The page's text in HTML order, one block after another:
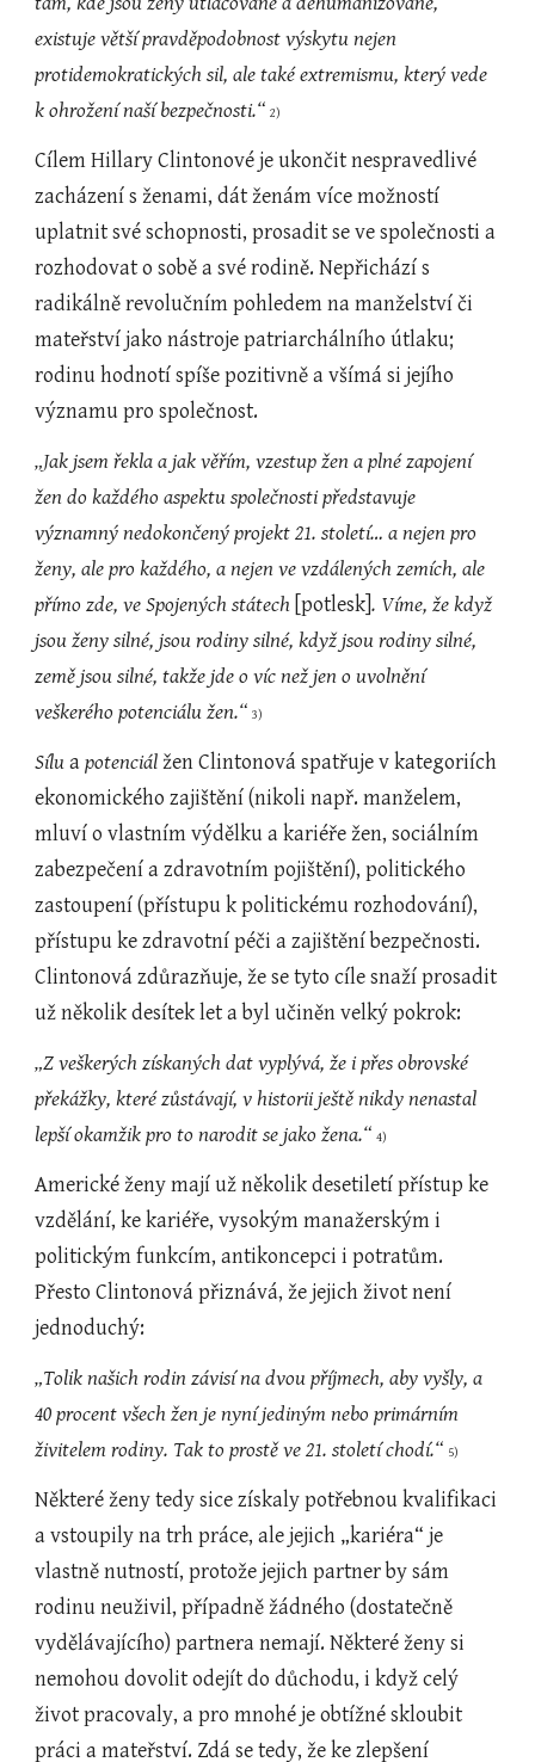
existuje větší pravděpodobnost výskytu nejen
protidemokratických sil, ale také extremismu, který vede
k ohrožení naší bezpečnosti.“ 2)
Cílem Hillary Clintonové je ukončit nespravedlivé
zacházení s ženami, dát ženám více možností
uplatnit své schopnosti, prosadit se ve společnosti a
rozhodovat o sobě a své rodině. Nepřichází s
radikálně revolučním pohledem na manželství či
mateřství jako nástroje patriarchálního útlaku;
rodinu hodnotí spíše pozitivně a všímá si jejího
významu pro společnost.
„Jak jsem řekla a jak věřím, vzestup žen a plné zapojení
žen do každého aspektu společnosti představuje
významný nedokončený projekt 21. století… a nejen pro
ženy, ale pro každého, a nejen ve vzdálených zemích, ale
přímo zde, ve Spojených státech [potlesk]. Víme, že když
jsou ženy silné, jsou rodiny silné, když jsou rodiny silné,
země jsou silné, takže jde o víc než jen o uvolnění
veškerého potenciálu žen.“ 3)
Sílu a potenciál žen Clintonová spatřuje v kategoriích
ekonomického zajištění (nikoli např. manželem,
mluví o vlastním výdělku a kariéře žen, sociálním
zabezpečení a zdravotním pojištění), politického
zastoupení (přístupu k politickému rozhodování),
přístupu ke zdravotní péči a zajištění bezpečnosti.
Clintonová zdůrazňuje, že se tyto cíle snaží prosadit
už několik desítek let a byl učiněn velký pokrok:
„Z veškerých získaných dat vyplývá, že i přes obrovské
překážky, které zůstávají, v historii ještě nikdy nenastal
lepší okamžik pro to narodit se jako žena.“ 4)
Americké ženy mají už několik desetiletí přístup ke
vzdělání, ke kariéře, vysokým manažerským i
politickým funkcím, antikoncepci i potratům.
Přesto Clintonová přiznává, že jejich život není
jednoduchý:
„Tolik našich rodin závisí na dvou příjmech, aby vyšly, a
40 procent všech žen je nyní jediným nebo primárním
živitelem rodiny. Tak to prostě ve 21. století chodí.“ 5)
Některé ženy tedy sice získaly potřebnou kvalifikaci
a vstoupily na trh práce, ale jejich „kariéra“ je
vlastně nutností, protože jejich partner by sám
rodinu neuživil, případně žádného (dostatečně
vydělávajícího) partnera nemají. Některé ženy si
nemohou dovolit odejít do důchodu, i když celý
život pracovaly, a pro mnohé je obtížné skloubit
práci a mateřství. Zdá se tedy, že ke zlepšení